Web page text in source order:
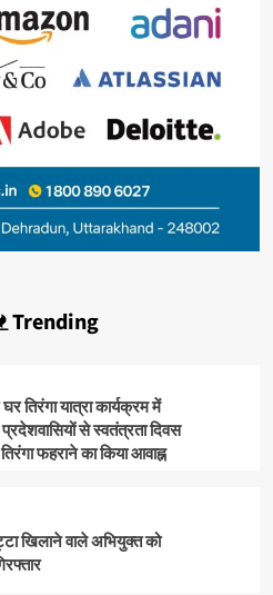
Trending
तिरंगा यात्रा कार्यक्रम में
से स्वतंत्रता दिवस
फहराने का किया आवाह्न
खिलाने वाले अभियुक्त को